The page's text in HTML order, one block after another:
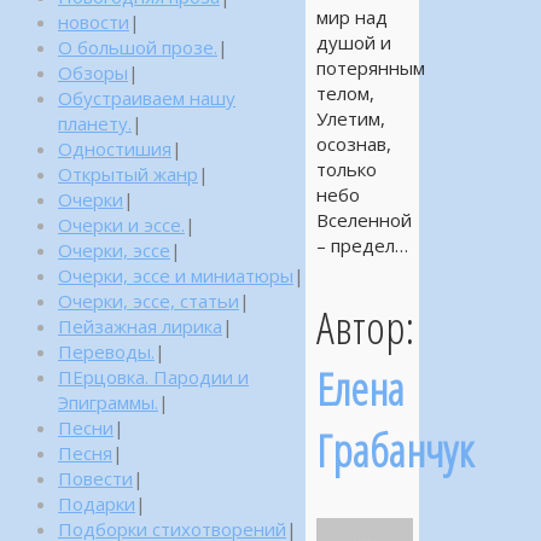
мир над
душой и
потерянным
телом,
Улетим,
осознав,
только
небо
Вселенной
– предел…
Автор:
Елена
Грабанчук
новости |
О большой прозе. |
Обзоры |
Обустраиваем нашу
планету. |
Одностишия |
Открытый жанр |
Очерки |
Очерки и эссе. |
Очерки, эссе |
Очерки, эссе и миниатюры |
Очерки, эссе, статьи |
Пейзажная лирика |
Переводы. |
ПЕрцовка. Пародии и
Эпиграммы. |
Песни |
Песня |
Повести |
Подарки |
Подборки стихотворений |